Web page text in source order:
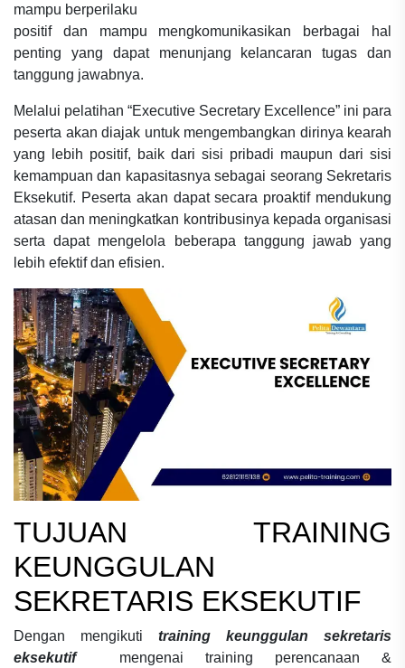
mampu berperilaku
positif dan mampu mengkomunikasikan berbagai hal
penting yang dapat menunjang kelancaran tugas dan
tanggung jawabnya.
Melalui pelatihan “Executive Secretary Excellence” ini para
peserta akan diajak untuk mengembangkan dirinya kearah
yang lebih positif, baik dari sisi pribadi maupun dari sisi
kemampuan dan kapasitasnya sebagai seorang Sekretaris
Eksekutif. Peserta akan dapat secara proaktif mendukung
atasan dan meningkatkan kontribusinya kepada organisasi
serta dapat mengelola beberapa tanggung jawab yang
lebih efektif dan efisien.
TUJUAN TRAINING
KEUNGGULAN
SEKRETARIS EKSEKUTIF
Dengan mengikuti
training keunggulan sekretaris
eksekutif
mengenai training perencanaan &